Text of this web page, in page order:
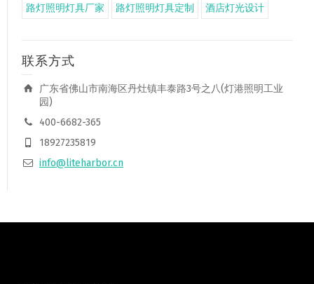
路灯照明灯具厂家 路灯照明灯具定制 酒店灯光设计
联系方式
广东省佛山市南海区丹灶镇丰泰路3号之八(灯港照明工业
园)
400-6682-365
18927235819
info@liteharbor.cn